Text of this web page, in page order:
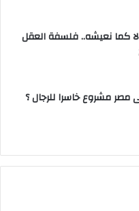
لا كما نعيشه.. فلسفة العقل
مصر مشروع خاسرا للرجال ؟